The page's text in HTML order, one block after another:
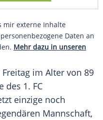
mir externe Inhalte
Daten an
Mehr dazu in unseren
im Alter von 89
des 1. FC
einzige noch
Mannschaft,